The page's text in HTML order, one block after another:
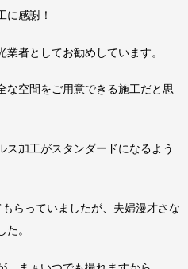
に感謝！
者としてお勧めしています。
な空間をご用意できる施工だと思
加工がスタンダードになるよう
らっていましたが、夫婦漫才さな
。